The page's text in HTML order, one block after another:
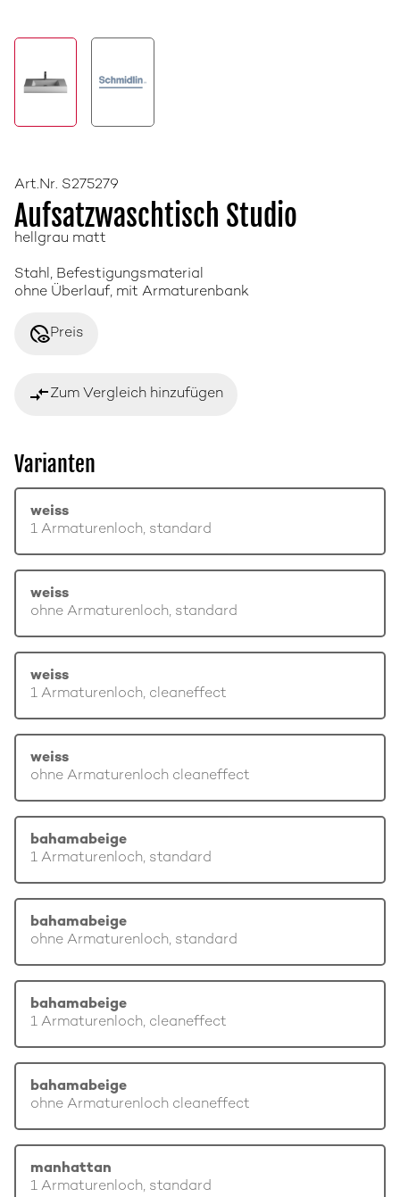
Art.Nr. S275279
Aufsatzwaschtisch Studio
hellgrau matt
Stahl, Befestigungsmaterial
ohne Überlauf, mit Armaturenbank
disabled_visiblePreis
compare_arrowsZum Vergleich hinzufügen
Varianten
weiss
1 Armaturenloch, standard
weiss
ohne Armaturenloch, standard
weiss
1 Armaturenloch, cleaneffect
weiss
ohne Armaturenloch cleaneffect
bahamabeige
1 Armaturenloch, standard
bahamabeige
ohne Armaturenloch, standard
bahamabeige
1 Armaturenloch, cleaneffect
bahamabeige
ohne Armaturenloch cleaneffect
manhattan
1 Armaturenloch, standard